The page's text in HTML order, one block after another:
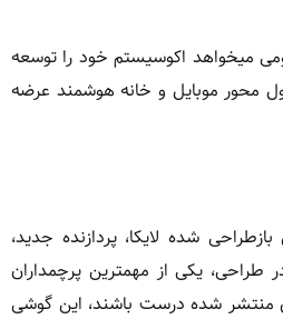
میخواهد اکوسیستم خود را توسعه
محور موبایل و خانه هوشمند عرضه
دوربین بازطراحی شده لایکا، پردازنده جدید،
طراحی، یکی از مهمترین پرچمداران
منتشر شده درست باشند، این گوشی